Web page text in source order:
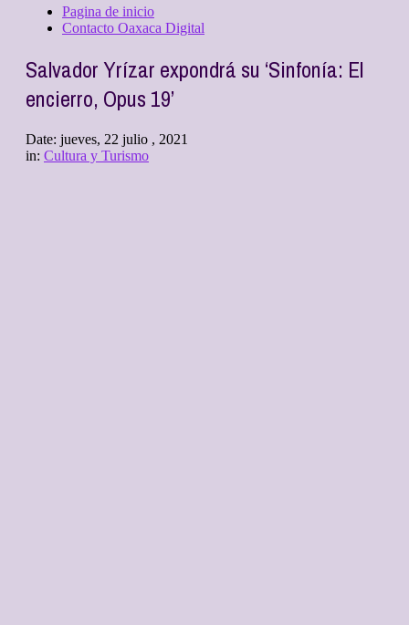
Pagina de inicio
Contacto Oaxaca Digital
Salvador Yrízar expondrá su ‘Sinfonía: El
encierro, Opus 19’
Date: jueves, 22 julio , 2021
in: Cultura y Turismo